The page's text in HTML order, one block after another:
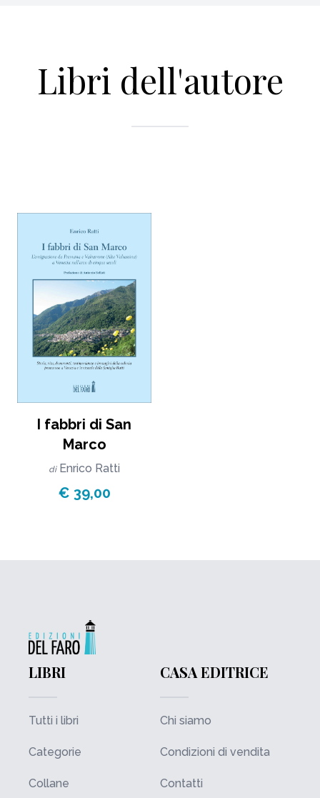
Libri dell'autore
I fabbri di San
Marco
di Enrico Ratti
€ 39,00
LIBRI
Tutti i libri
Categorie
Collane
CASA EDITRICE
Chi siamo
Condizioni di vendita
Contatti